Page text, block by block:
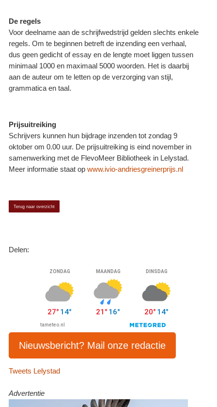
De regels
Voor deelname aan de schrijfwedstrijd gelden slechts enkele
regels. Om te beginnen betreft de inzending een verhaal,
dus geen gedicht of essay en de lengte moet liggen tussen
minimaal 1000 en maximaal 5000 woorden. Het is daarbij
aan de auteur om te letten op de verzorging van stijl,
grammatica en taal.
Prijsuitreiking
Schrijvers kunnen hun bijdrage inzenden tot zondag 9
oktober om 0.00 uur. De prijsuitreiking is eind november in
samenwerking met de FlevoMeer Bibliotheek in Lelystad.
Meer informatie staat opwww.ivio-andriesgreinerprijs.nl
Terug naar overzicht
Delen:
Nieuwsbericht? Mail onze redactie
Tweets Lelystad
Advertentie